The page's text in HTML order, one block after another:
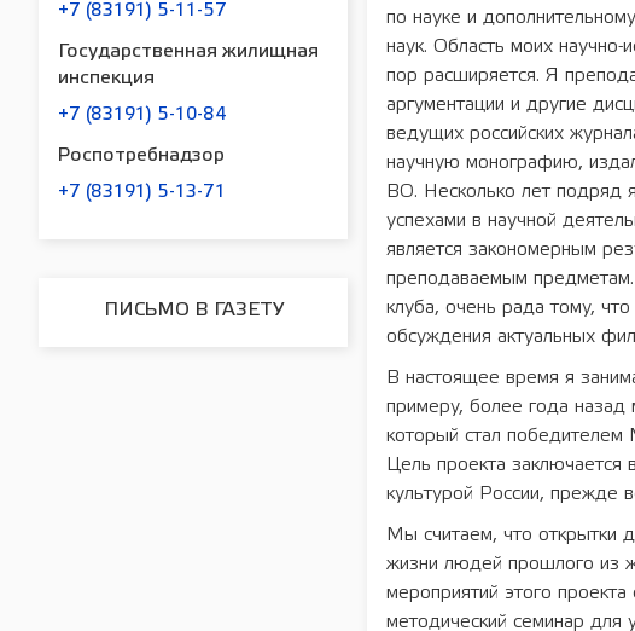
+7 (83191) 5-11-57
Государственная жилищная
инспекция
+7 (83191) 5-10-84
Роспотребнадзор
+7 (83191) 5-13-71
ПИСЬМО В ГАЗЕТУ
по науке и
наук. Область моих научно-
пор расширяется. Я
аргументации и другие
ведущих российских
научную монографию,
ВО. Несколько лет подряд
успехами в научной
является закономерным
преподаваемым
клуба, очень рада тому,
обсуждения актуальных
В настоящее время я
примеру, более года
который стал победителем
Цель проекта заключается
культурой России, прежде
Мы считаем, что открытки
жизни людей прошлого из
мероприятий этого
методический семинар для